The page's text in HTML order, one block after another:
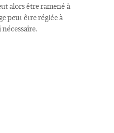
alors être ramené à
peut être réglée à